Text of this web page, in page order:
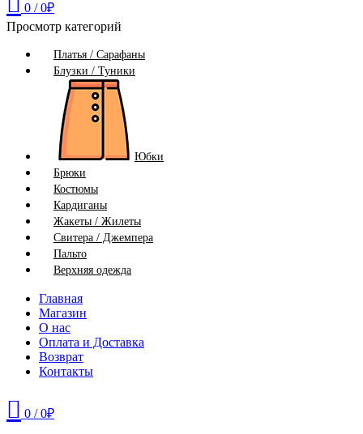
0 / 0₽
Просмотр категорий
Платья / Сарафаны
Блузки / Туники
Юбки
Брюки
Костюмы
Кардиганы
Жакеты / Жилеты
Свитера / Джемпера
Пальто
Верхняя одежда
Главная
Магазин
О нас
Оплата и Доставка
Возврат
Контакты
0 / 0₽